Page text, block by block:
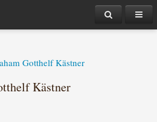
Gotthelf Kästner
Kästner